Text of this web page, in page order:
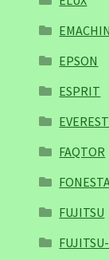
EPSON
ESPRIT
EVEREST
FAQTOR
FUJITSU